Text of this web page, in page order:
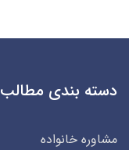
دسته بندی مطالب
مشاوره خانواده